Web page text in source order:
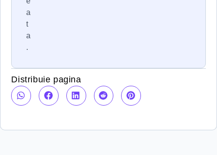
a
t
a
.
Distribuie pagina